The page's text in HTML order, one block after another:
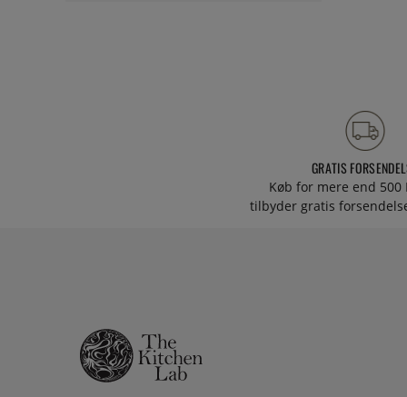
GRATIS
Køb for mere end 500
tilbyder gratis